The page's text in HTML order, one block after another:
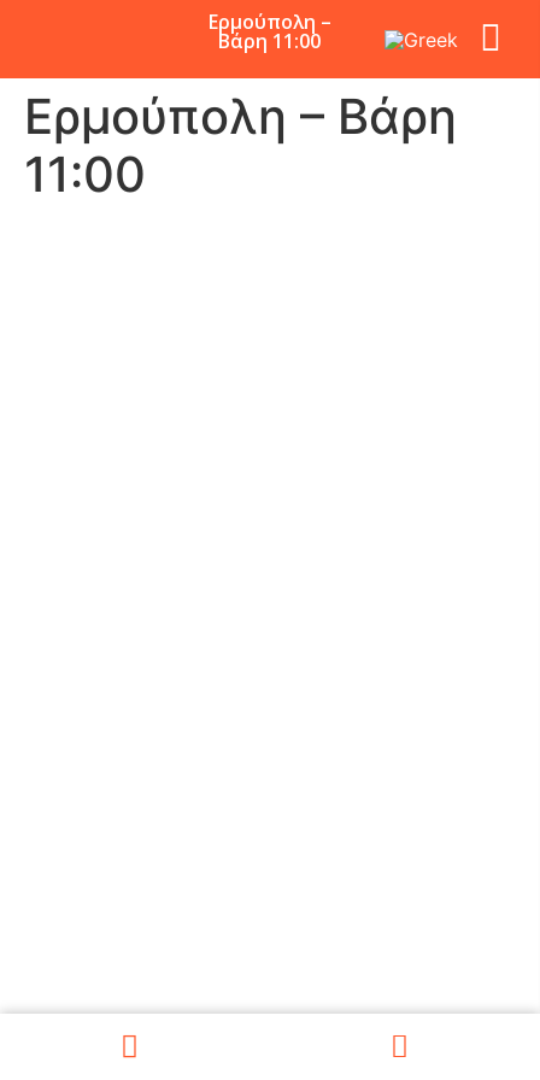
Ερμούπολη –
Βάρη 11:00
Ερμούπολη – Βάρη
11:00